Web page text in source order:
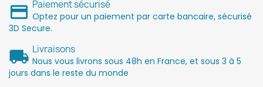
Paiement sécurisé
Optez pour un paiement par carte bancaire, sécurisé
3D Secure.
Livraisons
Nous vous livrons sous 48h en France, et sous 3 à 5
jours dans le reste du monde